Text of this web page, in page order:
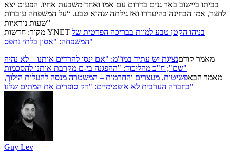
בביתו ביישוב באר גנים בדרום עם אמו ואחד משבעת אחיו. הפעוט יצא
לחצר, אמו הבחינה בהיעדרו ואז גילתה שהוא טבע. “על המשפחה עוברות
שעות נוראיות”
מקור: חדשות YNET בניהו הקטן טבע למוות בבריכה הפרטית של
המשפחה: "אסון בלתי נתפס"
מאמר קודםנציגת יש עתיד במו"מ: "אם ינסו להרדים אותנו – לא נהיה
שם"; ח"כ מהליכוד: "ההפגנה בי-ם מקרבת אותנו להסכמות"
מאמר הבאפשיטות, מעצרים והחרמות – המשטרה מנסה להעלות הילוך,
בחברה הערבית לא אופטימיים: "רק סופרים את המתים שלנו"
Guy Lev